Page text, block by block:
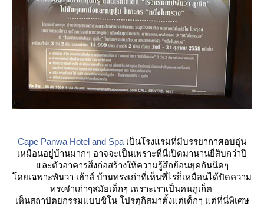
Cape Panwa Hotel and Spa เป็นโรงแรมที่มีบรรยากาศอบอุ่น
เหมือนอยู่บ้านมากๆ อาจจะเป็นเพราะที่นี่เปิดมานานยี่สิบกว่าปี
ละตัวอาคารสิ่งก่อสร้างให้ความรู้สึกย้อนยุคกันนิดๆ
ดยเฉพาะพันวา เฮ้าส์ บ้านทรงเก่าที่เห็นที่ไรก็เหมือนได้ปัดความ
ทรงจำเก่าๆสมัยเด็กๆ เพราะเราเป็นคนภูเก็ต
เห็นสถาปัตยกรรมแบบชิโน โปรตุกิสมาตั้งแต่เด็กๆ แต่ที่นี่พิเศษ